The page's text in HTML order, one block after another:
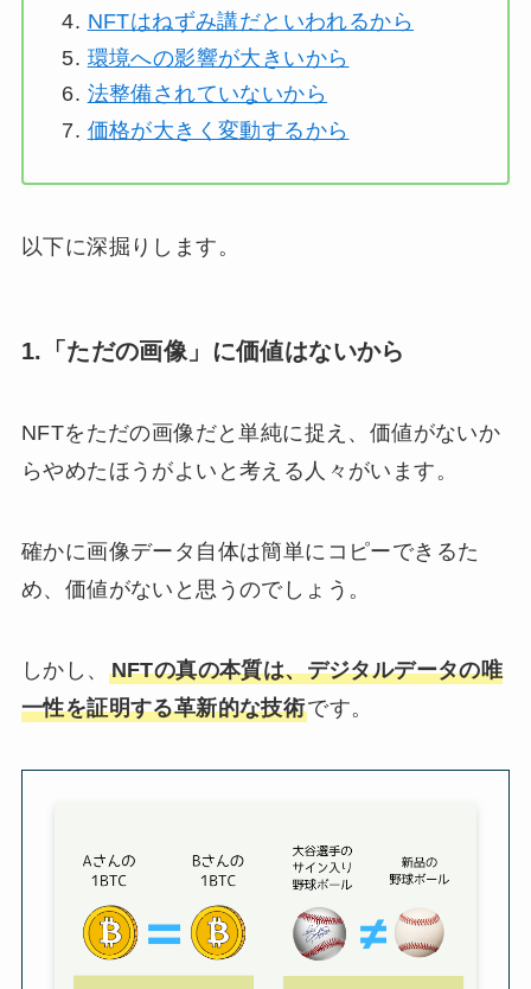
NFTはねずみ講だといわれるから
環境への影響が大きいから
法整備されていないから
価格が大きく変動するから
以下に深掘りします。
1.「ただの画像」に価値はないから
NFTをただの画像だと単純に捉え、価値がないか
らやめたほうがよいと考える人々がいます。
確かに画像データ自体は簡単にコピーできるた
め、価値がないと思うのでしょう。
しかし、 NFTの真の本質は、デジタルデータの唯
一性を証明する革新的な技術です。